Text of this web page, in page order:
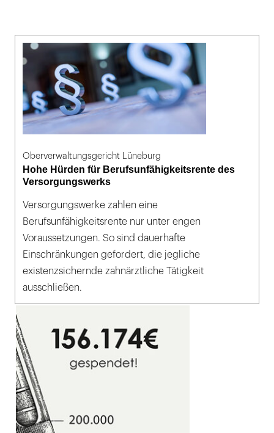
Oberverwaltungsgericht Lüneburg
Hohe Hürden für Berufsunfähigkeitsrente des
Versorgungswerks
Versorgungswerke zahlen eine
Berufsunfähigkeitsrente nur unter engen
Voraussetzungen. So sind dauerhafte
Einschränkungen gefordert, die jegliche
existenzsichernde zahnärztliche Tätigkeit
ausschließen.